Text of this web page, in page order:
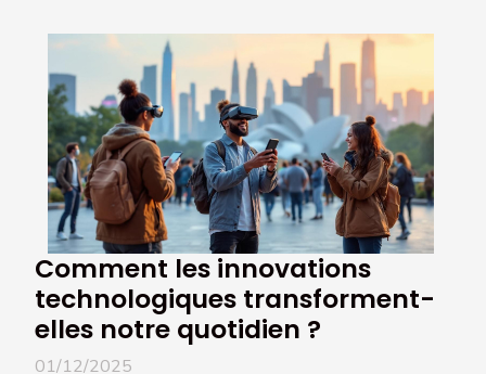
Comment les innovations
technologiques transforment-
elles notre quotidien ?
01/12/2025